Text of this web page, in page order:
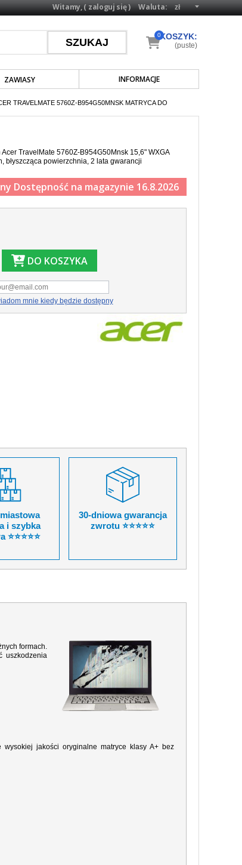
Waluta:
Witamy, (zaloguj się)
ZAWIASY INFORMACJE
KOSZYK:
0
(puste)
TRAVELMATE 5760Z-B954G50MNSK MATRYCA DO
TravelMate 5760Z-B954G50Mnsk 15,6" WXGA
błyszcząca powierzchnia, 2 lata gwarancji
Dostępność na magazynie 16.8.2026
DO KOSZYKA
mnie kiedy będzie dostępny
i szybka
30-dniowa gwarancja
zwrotu ⭐⭐⭐⭐⭐
formach.
uszkodzenia
wysokiej jakości oryginalne matryce klasy A+ bez